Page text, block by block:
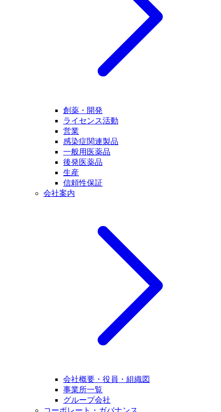
創薬・開発
ライセンス活動
営業
感染症関連製品
一般用医薬品
後発医薬品
生産
信頼性保証
会社案内
会社概要・役員・組織図
事業所一覧
グループ会社
コーポレート・ガバナンス